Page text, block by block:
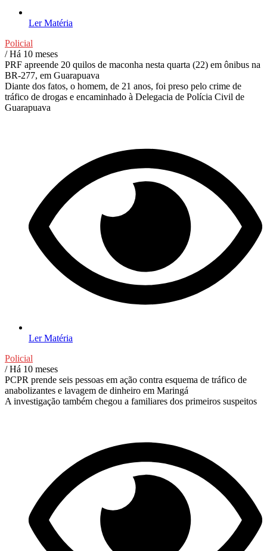
Ler Matéria
Policial
/ Há 10 meses
PRF apreende 20 quilos de maconha nesta quarta (22) em ônibus na
BR-277, em Guarapuava
Diante dos fatos, o homem, de 21 anos, foi preso pelo crime de
tráfico de drogas e encaminhado à Delegacia de Polícia Civil de
Guarapuava
Ler Matéria
Policial
/ Há 10 meses
PCPR prende seis pessoas em ação contra esquema de tráfico de
anabolizantes e lavagem de dinheiro em Maringá
A investigação também chegou a familiares dos primeiros suspeitos